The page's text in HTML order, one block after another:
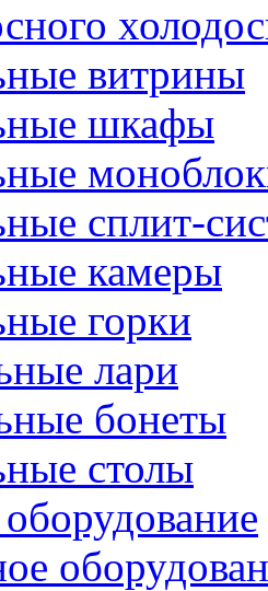
витрины
шкафы
сплит-
камеры
горки
лари
бонеты
столы